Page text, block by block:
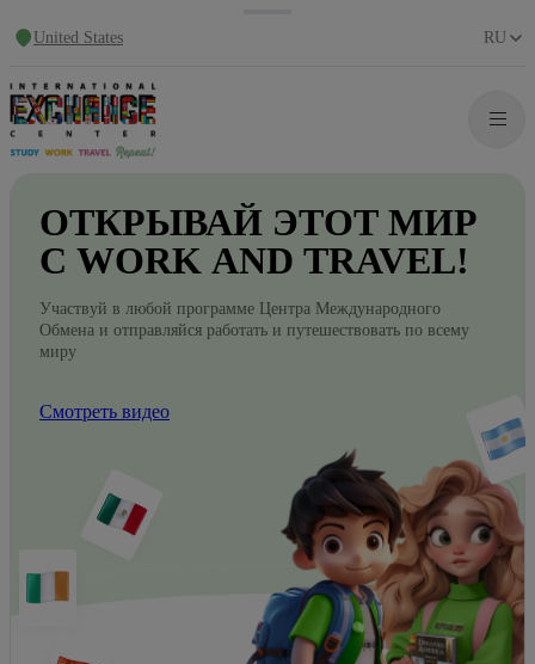
United States RU
ОТКРЫВАЙ ЭТОТ МИР
С WORK AND TRAVEL!
Участвуй в любой программе Центра Международного
Обмена и отправляйся работать и путешествовать по всему
миру
Смотреть видео